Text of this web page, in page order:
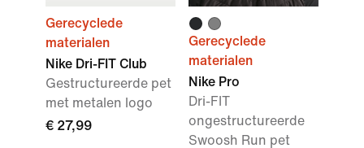
Gerecyclede
materialen
Nike Dri-FIT Club
Gestructureerde pet
met metalen logo
€ 27,99
Gerecyclede
materialen
Nike Pro
Dri-FIT
ongestructureerde
Swoosh Run pet